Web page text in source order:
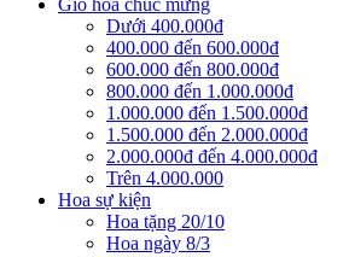
Giỏ hoa chúc mừng
Dưới 400.000đ
400.000 đến 600.000đ
600.000 đến 800.000đ
800.000 đến 1.000.000đ
1.000.000 đến 1.500.000đ
1.500.000 đến 2.000.000đ
2.000.000đ đến 4.000.000đ
Trên 4.000.000
Hoa sự kiện
Hoa tặng 20/10
Hoa ngày 8/3